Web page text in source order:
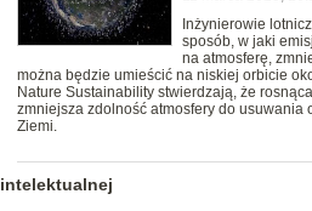
Inżynierowie
sposób, w jaki
na atmosferę,
można będzie umieścić na niskiej orbicie
Nature Sustainability stwierdzają, że
zmniejsza zdolność atmosfery do usuwania
Ziemi.